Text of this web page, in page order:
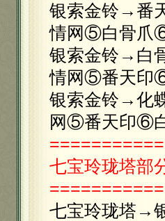
银索金铃→番
情网⑤白骨爪
银索金铃→白
情网⑤番天印
银索金铃→化
网⑤番天印⑥
七宝玲珑塔部
七宝玲珑塔→